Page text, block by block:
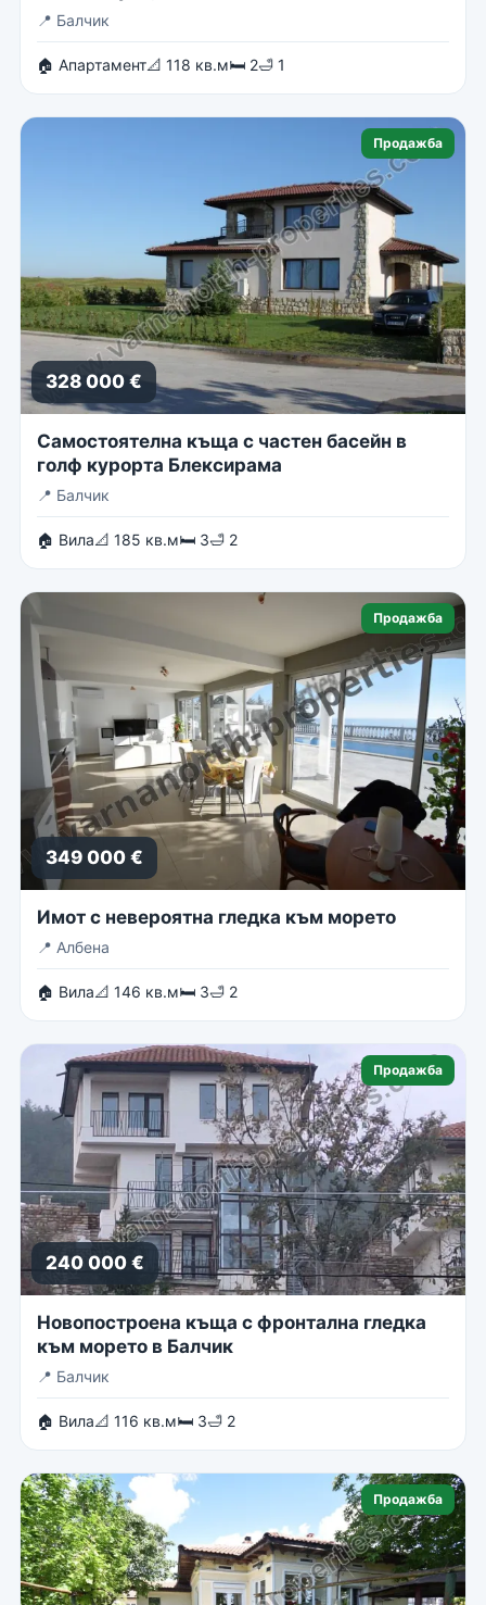
📍 Балчик
🏠 Апартамент📐 118 кв.м🛏 2🛁 1
Продажба
328 000 €
Самостоятелна къща с частен басейн в
голф курорта Блексирама
📍 Балчик
🏠 Вила📐 185 кв.м🛏 3🛁 2
Продажба
349 000 €
Имот с невероятна гледка към морето
📍 Албена
🏠 Вила📐 146 кв.м🛏 3🛁 2
Продажба
240 000 €
Новопостроена къща с фронтална гледка
към морето в Балчик
📍 Балчик
🏠 Вила📐 116 кв.м🛏 3🛁 2
Продажба